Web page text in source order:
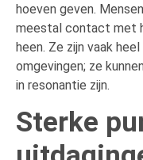
hoeven geven.
meestal contact met
heen. Ze zijn vaak
omgevingen; ze
in resonantie zijn.
Sterke